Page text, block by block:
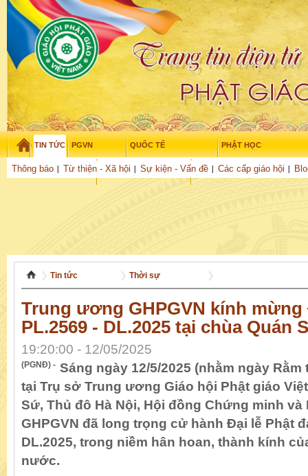
TIN TỨC
Thông báo Từ thiện - Xã hội Sự kiện - Vấn đề Các cấp giáo hội
PGVN QUỐC TẾ PHẬT HỌC
THỜI ĐẠI TUỔI TRẺ NGHIÊN CỨU
Thứ sáu - 7/08/2026 – 12: 07:04
Tin tức Thời sự
Trung ương GHPGVN kính mừng
PL.2569 - DL.2025 tại chùa Quán
19:20:00 - 12/05/2025
(PGNĐ) - Sáng ngày 12/5/2025 (nhằm ngày
tại Trụ sở Trung ương Giáo hội Phật giáo
Sứ, Thủ đô Hà Nội, Hội đồng Chứng minh và
GHPGVN đã long trọng cử hành Đại lễ Phật
DL.2025, trong niềm hân hoan, thành kính
nước.